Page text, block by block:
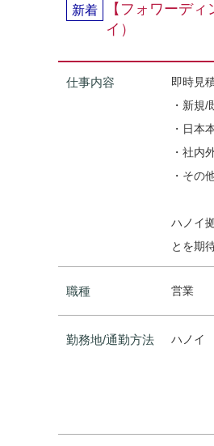
新着
【フォワーデ
イ）
仕事内容
即時見
・新規
・日本
・社内
・その
ハノイ
とを期
職種 営業
勤務地/通勤方法 ハノイ